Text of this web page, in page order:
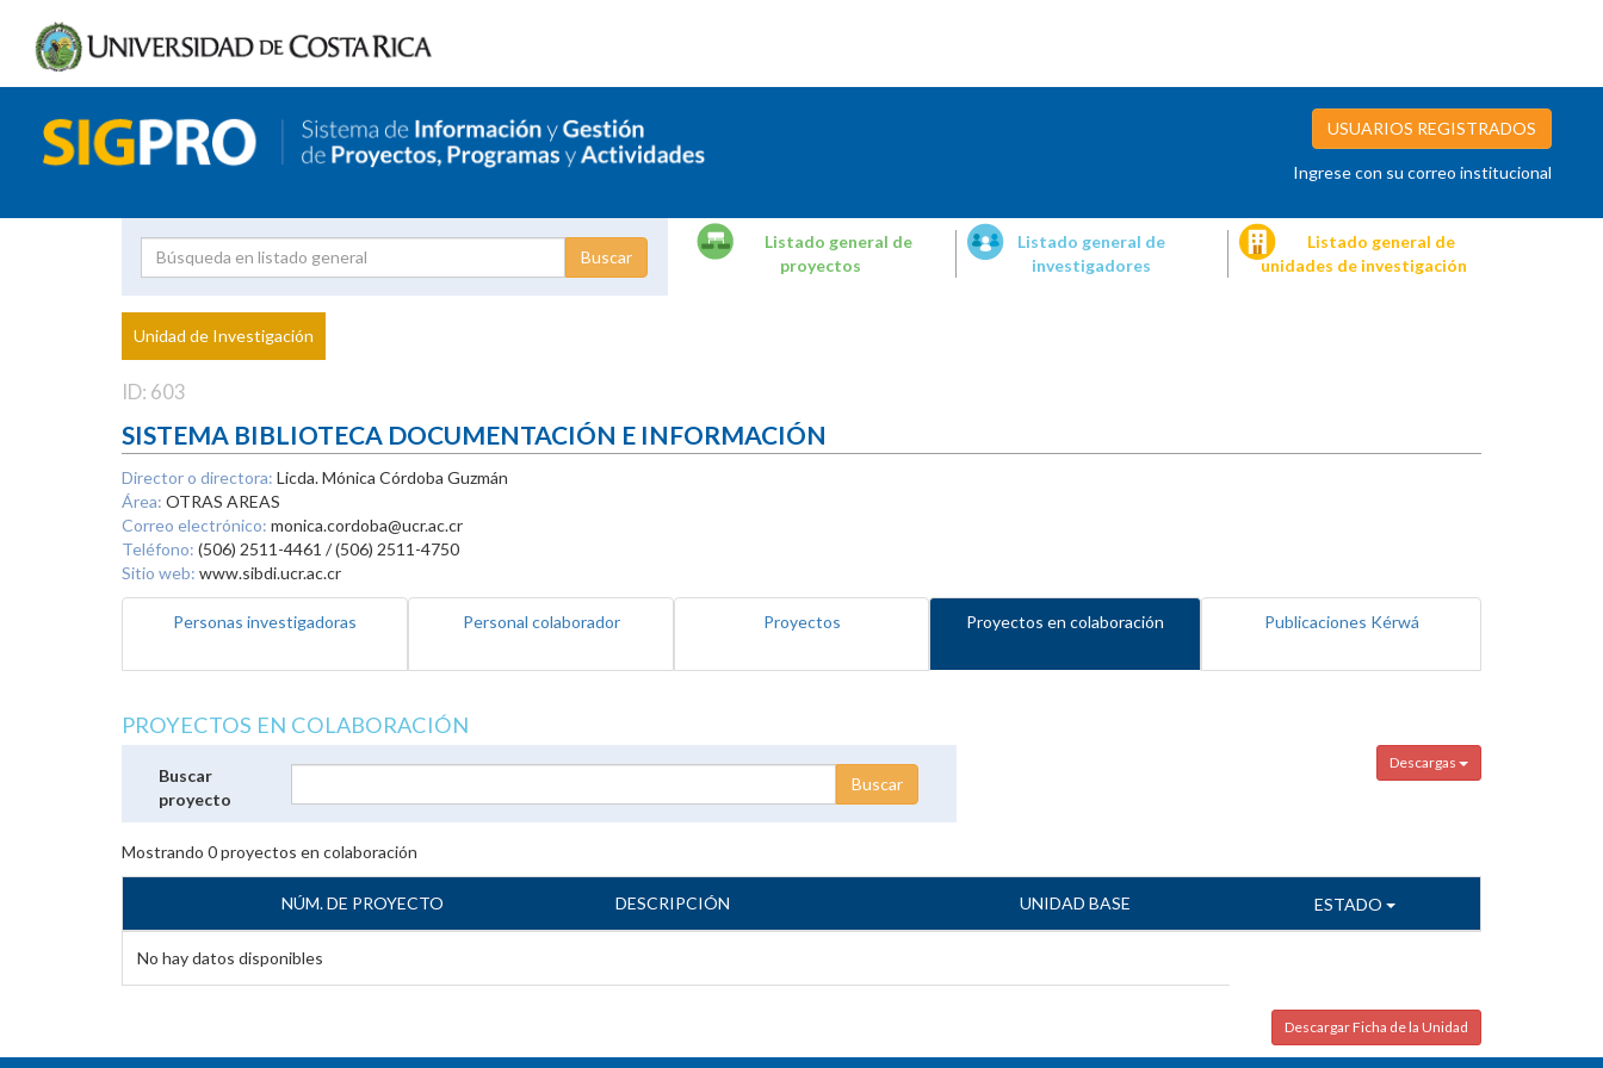
USUARIOS REGISTRADOS
Ingrese con su correo institucional
Proyecto
Investigador
Listado general de
proyectos
Listado general de
investigadores
Listado general de
unidades de investigación
Unidad de Investigación
ID: 603
SISTEMA BIBLIOTECA DOCUMENTACIÓN E INFORMACIÓN
Director o directora: Licda. Mónica Córdoba Guzmán
Área: OTRAS AREAS
Correo electrónico: monica.cordoba@ucr.ac.cr
Teléfono: (506) 2511-4461 / (506) 2511-4750
Sitio web: www.sibdi.ucr.ac.cr
Personas investigadoras Personal colaborador Proyectos Proyectos en colaboración Publicaciones Kérwá
PROYECTOS EN COLABORACIÓN
Descargas
Buscar
proyecto
Mostrando 0proyectos en colaboración
NÚM. DE PROYECTO DESCRIPCIÓN UNIDAD BASE ESTADO
No hay datos disponibles
Descargar Ficha de la Unidad